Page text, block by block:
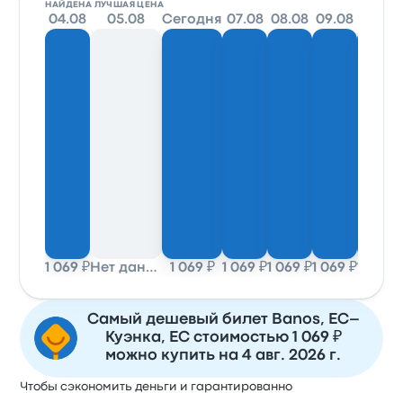
НАЙДЕНА ЛУЧШАЯ ЦЕНА
04.08
1 069 ₽
05.08
Нет данных
Сегодня
1 069 ₽
07.08
1 069 ₽
08.08
1 069 ₽
09.08
1 069 ₽1 069 ₽
Самый дешевый билет Banos, EC–
Куэнка, EC стоимостью 1 069 ₽
можно купить на 4 авг. 2026 г.
Чтобы сэкономить деньги и гарантированно